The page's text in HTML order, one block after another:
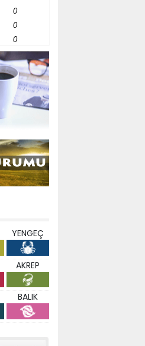
0
0
0
YENGEÇ
AKREP
BALIK